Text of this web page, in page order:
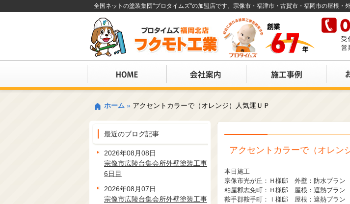
全国ネットの塗装集団"プロタイムズ"の加盟店です。宗像市・福津市・古賀市・福岡市の屋根・
ホーム » アクセントカラーで（オレンジ）人気運ＵＰ
アクセントカラーで（オレン
本日施工
宗像市光が丘：Ｈ様邸 外壁：防水プラン
粕屋郡志免町：Ｈ様邸 屋根：遮熱プラン
鞍手郡鞍手町：Ｉ様邸 屋根：遮熱プラン
最近のブログ記事
2026年08月08日
宗像市広陵台集会所外壁塗装工事
6日目
2026年08月07日
宗像市広陵台集会所外壁塗装工事